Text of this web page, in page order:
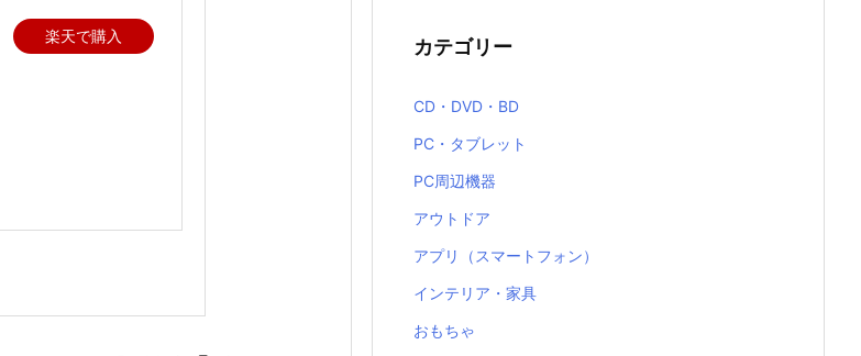
楽天で購入 カテゴリー
CD・DVD・BD
PC・タブレット
PC周辺機器
アウトドア
アプリ（スマートフォン）
インテリア・家具
おもちゃ